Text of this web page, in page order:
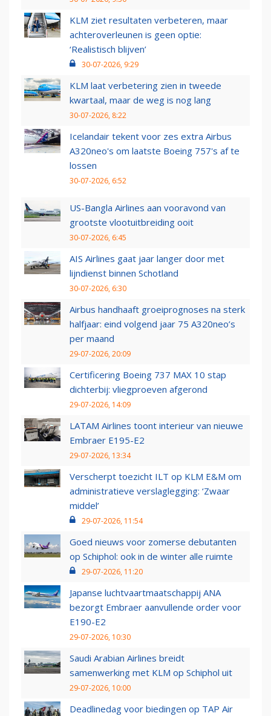
KLM ziet resultaten verbeteren, maar
achteroverleunen is geen optie:
‘Realistisch blijven’
30-07-2026, 9:29
KLM laat verbetering zien in tweede
kwartaal, maar de weg is nog lang
30-07-2026, 8:22
Icelandair tekent voor zes extra Airbus
A320neo's om laatste Boeing 757's af te
lossen
30-07-2026, 6:52
US-Bangla Airlines aan vooravond van
grootste vlootuitbreiding ooit
30-07-2026, 6:45
AIS Airlines gaat jaar langer door met
lijndienst binnen Schotland
30-07-2026, 6:30
Airbus handhaaft groeiprognoses na sterk
halfjaar: eind volgend jaar 75 A320neo’s
per maand
29-07-2026, 20:09
Certificering Boeing 737 MAX 10 stap
dichterbij: vliegproeven afgerond
29-07-2026, 14:09
LATAM Airlines toont interieur van nieuwe
Embraer E195-E2
29-07-2026, 13:34
Verscherpt toezicht ILT op KLM E&M om
administratieve verslaglegging: ‘Zwaar
middel’
29-07-2026, 11:54
Goed nieuws voor zomerse debutanten
op Schiphol: ook in de winter alle ruimte
29-07-2026, 11:20
Japanse luchtvaartmaatschappij ANA
bezorgt Embraer aanvullende order voor
E190-E2
29-07-2026, 10:30
Saudi Arabian Airlines breidt
samenwerking met KLM op Schiphol uit
29-07-2026, 10:00
Deadlinedag voor biedingen op TAP Air